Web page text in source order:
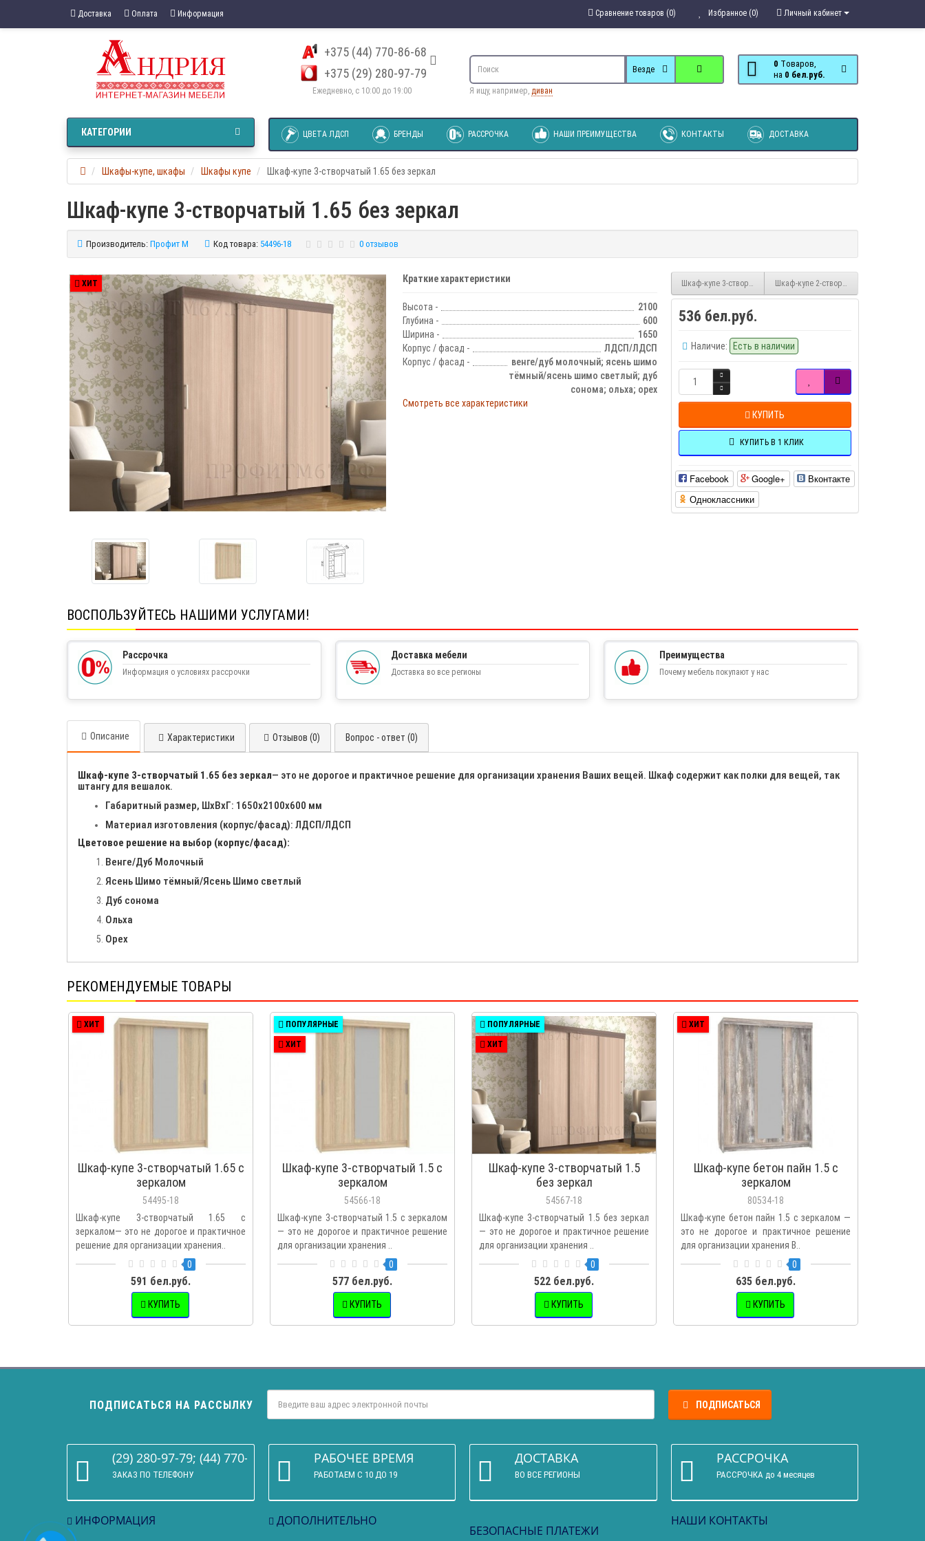
Доставка Оплата Информация Личный кабинет
Избранное (0)
Сравнение товаров (0)
+375 (44) 770-86-68
+375 (29) 280-97-79
Ежедневно, с 10:00 до 19:00
0 Tоваров,
на
0 бел.руб.
Везде
Я ищу, например, диван
ЦВЕТА ЛДСП БРЕНДЫ РАССРОЧКА НАШИ ПРЕИМУЩЕСТВА КОНТАКТЫ ДОСТАВКА
КАТЕГОРИИ
Шкафы-купе, шкафы Шкафы купе Шкаф-купе 3-створчатый 1.65 без зеркал
Шкаф-купе 3-створчатый 1.65 без зеркал
Производитель: Профит М Код товара: 54496-18 0 отзывов
ХИТ Краткие характеристики
Высота -
2100
Глубина -
600
Ширина -
1650
Корпус / фасад -
ЛДСП/ЛДСП
Корпус / фасад -
венге/дуб молочный; ясень шимо
тёмный/ясень шимо светлый; дуб
сонома; ольха; орех
Смотреть все характеристики
Шкаф-купе 3-створчатый 1.65 с зеркаломШкаф-купе 2-створчатый 1.2 с зеркалом
536 бел.руб.
Наличие: Есть в наличии
КУПИТЬ
КУПИТЬ В 1 КЛИК
Facebook Google+
Вконтакте
Одноклассники
ВОСПОЛЬЗУЙТЕСЬ НАШИМИ УСЛУГАМИ!
Рассрочка
Информация о условиях рассрочки
Доставка мебели
Доставка во все регионы
Преимущества
Почему мебель покупают у нас
Описание Характеристики Отзывов (0) Вопрос - ответ (0)
Шкаф-купе 3-створчатый 1.65 без зеркал— это не дорогое и практичное решение для организации хранения Ваших вещей. Шкаф содержит как полки для вещей, так
штангу для вешалок.
Габаритный размер, ШхВхГ: 1650х2100х600 мм
Материал изготовления (корпус/фасад): ЛДСП/ЛДСП
Цветовое решение на выбор (корпус/фасад):
Венге/Дуб Молочный
Ясень Шимо тёмный/Ясень Шимо светлый
Дуб сонома
Ольха
Орех
РЕКОМЕНДУЕМЫЕ ТОВАРЫ
ХИТ
Шкаф-купе 3-створчатый 1.65 с
зеркалом
54495-18
Шкаф-купе 3-створчатый 1.65 с
зеркалом— это не дорогое и практичное
решение для организации хранения..
0
591 бел.руб.
КУПИТЬ
ПОПУЛЯРНЫЕ
ХИТ
Шкаф-купе 3-створчатый 1.5 с
зеркалом
54566-18
Шкаф-купе 3-створчатый 1.5 с зеркалом
— это не дорогое и практичное решение
для организации хранения ..
0
577 бел.руб.
КУПИТЬ
ПОПУЛЯРНЫЕ
ХИТ
Шкаф-купе 3-створчатый 1.5
без зеркал
54567-18
Шкаф-купе 3-створчатый 1.5 без зеркал
— это не дорогое и практичное решение
для организации хранения ..
0
522 бел.руб.
КУПИТЬ
ХИТ
Шкаф-купе бетон пайн 1.5 с
зеркалом
80534-18
Шкаф-купе бетон пайн 1.5 с зеркалом —
это не дорогое и практичное решение
для организации хранения В..
0
635 бел.руб.
КУПИТЬ
ПОДПИСАТЬСЯ НА РАССЫЛКУ ПОДПИСАТЬСЯ
(29) 280-97-79; (44) 770-86-68
ЗАКАЗ ПО ТЕЛЕФОНУ
РАБОЧЕЕ ВРЕМЯ
РАБОТАЕМ С 10 ДО 19
ДОСТАВКА
ВО ВСЕ РЕГИОНЫ
РАССРОЧКА
РАССРОЧКА до 4 месяцев
ИНФОРМАЦИЯ ДОПОЛНИТЕЛЬНО
БЕЗОПАСНЫЕ ПЛАТЕЖИ
НАШИ КОНТАКТЫ